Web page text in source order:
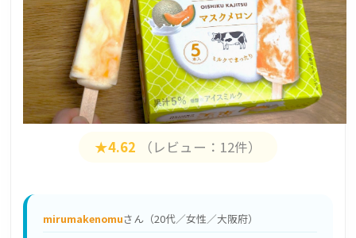
★4.62 （レビュー：12件）
mirumakenomuさん（20代／女性／大阪府）